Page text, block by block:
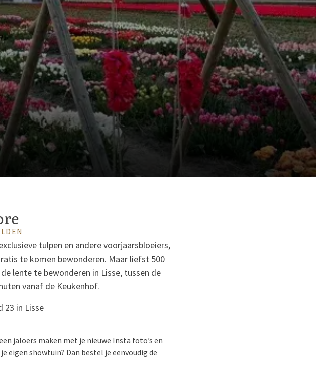
tulpen en andere voorjaarsbloeiers,
te komen bewonderen. Maar liefst 500
lente te bewonderen in Lisse, tussen de
vanaf de Keukenhof.
23 in Lisse
jaloers maken met je nieuwe Insta foto’s en
eigen showtuin? Dan bestel je eenvoudig de